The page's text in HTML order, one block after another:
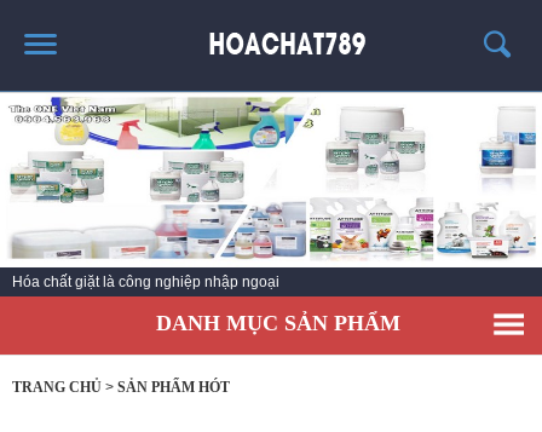
TRANG CHỦ
SẢN PHẨM HÓT
THÔNG TIN VỀ HÓA CHẤT
TIN TỨC
SẢN PHẨM
Hóa chất giặt là công nghiệp nhập ngoại
DANH MỤC SẢN PHẨM
TRANG CHỦ > SẢN PHẨM HÓT